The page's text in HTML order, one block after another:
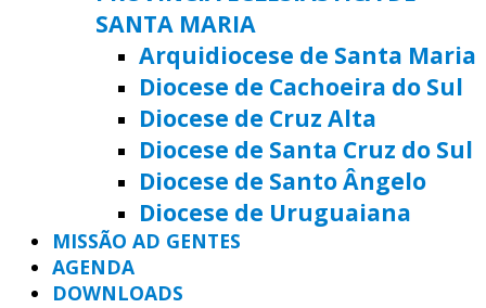
SANTA MARIA
Arquidiocese de Santa Maria
Diocese de Cachoeira do Sul
Diocese de Cruz Alta
Diocese de Santa Cruz do Sul
Diocese de Santo Ângelo
Diocese de Uruguaiana
MISSÃO AD GENTES
AGENDA
DOWNLOADS